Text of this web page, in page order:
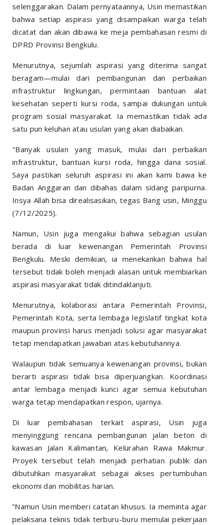
selenggarakan. Dalam pernyataannya, Usin memastikan
bahwa setiap aspirasi yang disampaikan warga telah
dicatat dan akan dibawa ke meja pembahasan resmi di
DPRD Provinsi Bengkulu.
Menurutnya, sejumlah aspirasi yang diterima sangat
beragam—mulai dari pembangunan dan perbaikan
infrastruktur lingkungan, permintaan bantuan alat
kesehatan seperti kursi roda, sampai dukungan untuk
program sosial masyarakat. Ia memastikan tidak ada
satu pun keluhan atau usulan yang akan diabaikan.
"Banyak usulan yang masuk, mulai dari perbaikan
infrastruktur, bantuan kursi roda, hingga dana sosial.
Saya pastikan seluruh aspirasi ini akan kami bawa ke
Badan Anggaran dan dibahas dalam sidang paripurna.
Insya Allah bisa direalisasikan, tegas Bang usin, Minggu
(7/12/2025).
Namun, Usin juga mengakui bahwa sebagian usulan
berada di luar kewenangan Pemerintah Provinsi
Bengkulu. Meski demikian, ia menekankan bahwa hal
tersebut tidak boleh menjadi alasan untuk membiarkan
aspirasi masyarakat tidak ditindaklanjuti.
Menurutnya, kolaborasi antara Pemerintah Provinsi,
Pemerintah Kota, serta lembaga legislatif tingkat kota
maupun provinsi harus menjadi solusi agar masyarakat
tetap mendapatkan jawaban atas kebutuhannya.
Walaupun tidak semuanya kewenangan provinsi, bukan
berarti aspirasi tidak bisa diperjuangkan. Koordinasi
antar lembaga menjadi kunci agar semua kebutuhan
warga tetap mendapatkan respon, ujarnya.
Di luar pembahasan terkait aspirasi, Usin juga
menyinggung rencana pembangunan jalan beton di
kawasan Jalan Kalimantan, Kelurahan Rawa Makmur.
Proyek tersebut telah menjadi perhatian publik dan
dibutuhkan masyarakat sebagai akses pertumbuhan
ekonomi dan mobilitas harian.
”Namun Usin memberi catatan khusus. Ia meminta agar
pelaksana teknis tidak terburu-buru memulai pekerjaan